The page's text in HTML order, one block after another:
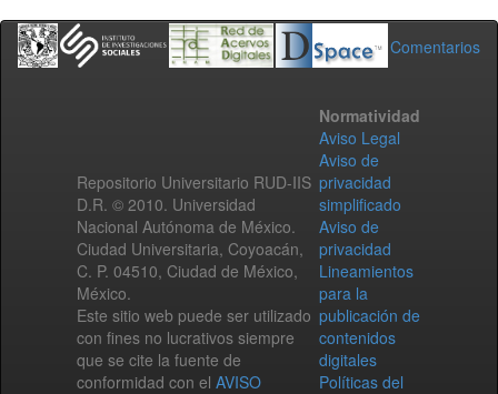
Comentarios
Repositorio Universitario RUD-IIS
D.R. © 2010. Universidad
Nacional Autónoma de México.
Ciudad Universitaria, Coyoacán,
C. P. 04510, Ciudad de México,
México.
Este sitio web puede ser utilizado
con fines no lucrativos siempre
que se cite la fuente de
conformidad con el AVISO
Normatividad
Aviso Legal
Aviso de
privacidad
simplificado
Aviso de
privacidad
Lineamientos
para la
publicación de
contenidos
digitales
Políticas del